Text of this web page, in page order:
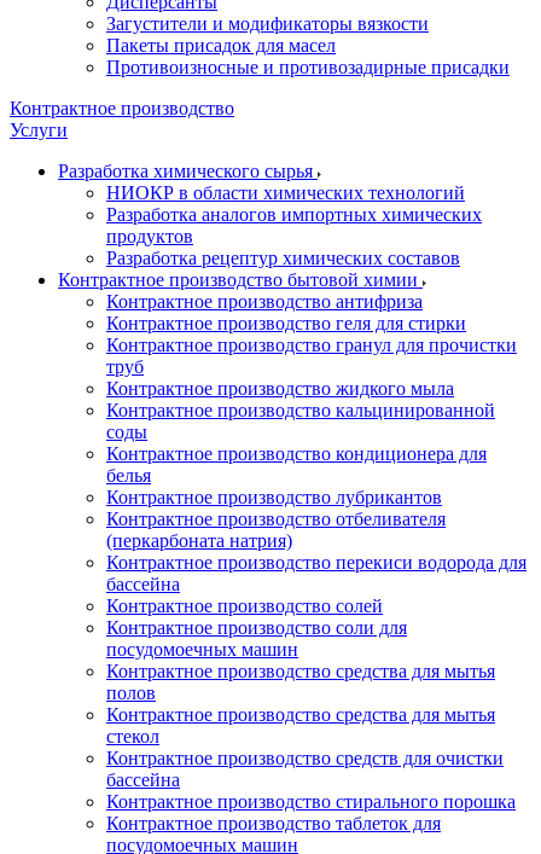
Загустители и модификаторы вязкости
Пакеты присадок для масел
Противоизносные и противозадирные присадки
Контрактное производство
Услуги
Разработка химического сырья
НИОКР в области химических технологий
Разработка аналогов импортных химических
продуктов
Разработка рецептур химических составов
Контрактное производство бытовой химии
Контрактное производство антифриза
Контрактное производство геля для стирки
Контрактное производство гранул для прочистки
труб
Контрактное производство жидкого мыла
Контрактное производство кальцинированной
соды
Контрактное производство кондиционера для
белья
Контрактное производство лубрикантов
Контрактное производство отбеливателя
(перкарбоната натрия)
Контрактное производство перекиси водорода для
бассейна
Контрактное производство солей
Контрактное производство соли для
посудомоечных машин
Контрактное производство средства для мытья
полов
Контрактное производство средства для мытья
стекол
Контрактное производство средств для очистки
бассейна
Контрактное производство стирального порошка
Контрактное производство таблеток для
посудомоечных машин